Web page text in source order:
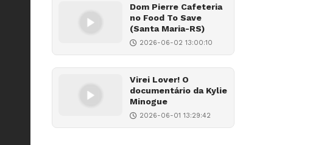
Dom Pierre Cafeteria
no Food To Save
(Santa Maria-RS)
2026-06-02 13:00:10
Virei Lover! O
documentário da Kylie
Minogue
2026-06-01 13:29:42